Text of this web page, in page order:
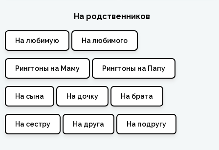
На родственников
На любимую На любимого
Рингтоны на Маму Рингтоны на Папу
На сына На дочку На брата
На сестру На друга На подругу